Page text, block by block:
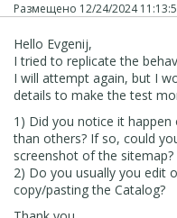
Размещено 12/24/2024
Hello Evgenij,
I tried to replicate the
I will attempt again, but I
details to make the test
1) Did you notice it
than others? If so, could
screenshot of the sitemap?
2) Do you usually you edit
copy/pasting the Catalog?